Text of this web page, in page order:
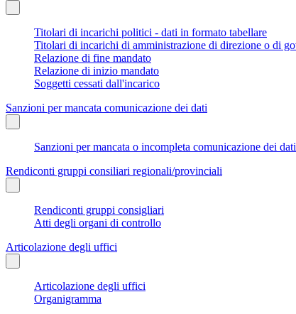
Titolari di incarichi politici - dati in formato tabellare
Titolari di incarichi di amministrazione di direzione o di
Relazione di fine mandato
Relazione di inizio mandato
Soggetti cessati dall'incarico
Sanzioni per mancata comunicazione dei dati
Sanzioni per mancata o incompleta comunicazione dei
Rendiconti gruppi consiliari regionali/provinciali
Rendiconti gruppi consigliari
Atti degli organi di controllo
Articolazione degli uffici
Articolazione degli uffici
Organigramma